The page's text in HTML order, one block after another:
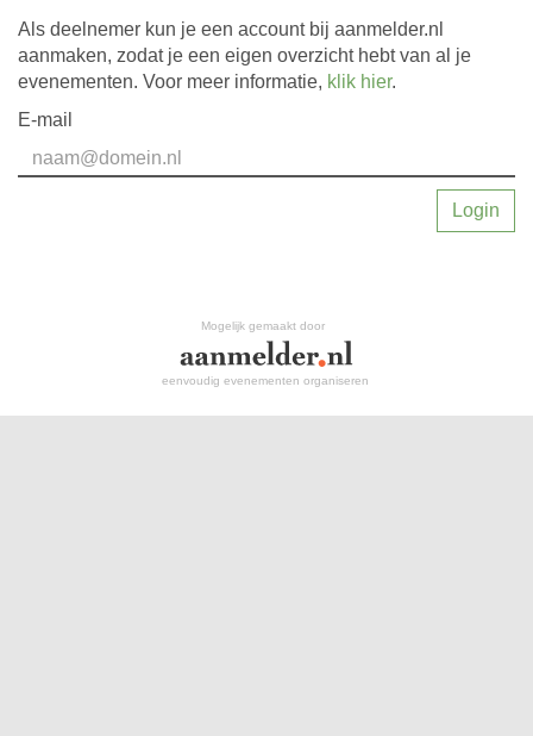
Als deelnemer kun je een account bij aanmelder.nl
aanmaken, zodat je een eigen overzicht hebt van al je
evenementen. Voor meer informatie, klik hier.
E-mail
Login
Mogelijk gemaakt door
eenvoudig evenementen organiseren